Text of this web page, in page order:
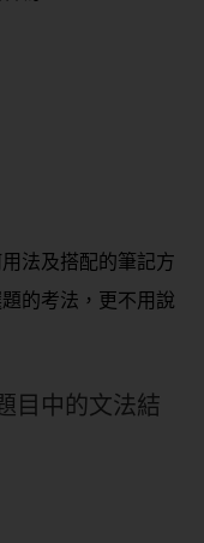
法及搭配的筆記方
的考法，更不用說
目中的文法結